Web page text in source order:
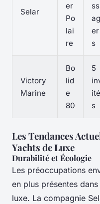
Selar
er
Po
lai
re
ss
ag
er
s
Victory
Marine
Bo
lid
e
80
5
ité
s
Les Tendances
Yachts de Luxe
Durabilité et Écologie
Les préoccupations
en plus présentes
luxe. La compagnie